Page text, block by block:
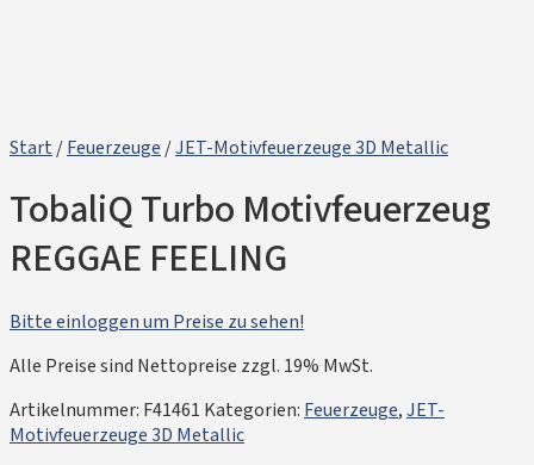
Start/Feuerzeuge /JET-Motivfeuerzeuge 3D Metallic
TobaliQ Turbo Motivfeuerzeug
REGGAE FEELING
Bitte einloggen um Preise zu sehen!
Alle Preise sind Nettopreise zzgl. 19% MwSt.
Artikelnummer: F41461 Kategorien: Feuerzeuge,JET-
Motivfeuerzeuge 3D Metallic